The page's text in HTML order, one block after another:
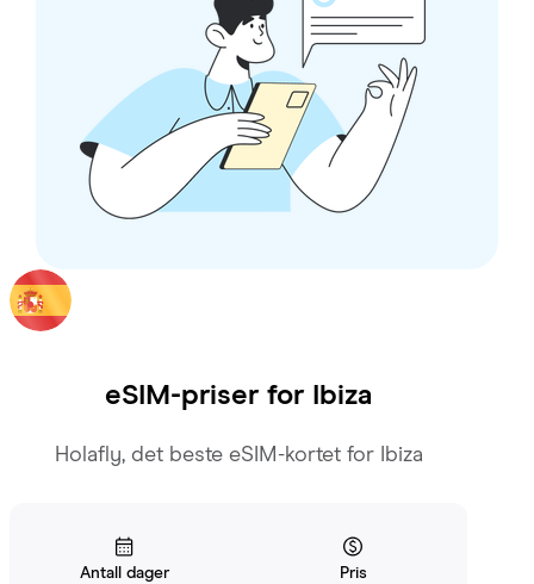
eSIM-priser for Ibiza
Holafly, det beste eSIM-kortet for Ibiza
Antall dager Pris